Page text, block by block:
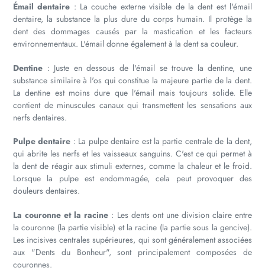
Émail dentaire : La couche externe visible de la dent est l'émail
dentaire, la substance la plus dure du corps humain. Il protège la
dent des dommages causés par la mastication et les facteurs
environnementaux. L'émail donne également à la dent sa couleur.
Dentine : Juste en dessous de l'émail se trouve la dentine, une
substance similaire à l'os qui constitue la majeure partie de la dent.
La dentine est moins dure que l'émail mais toujours solide. Elle
contient de minuscules canaux qui transmettent les sensations aux
nerfs dentaires.
Pulpe dentaire : La pulpe dentaire est la partie centrale de la dent,
qui abrite les nerfs et les vaisseaux sanguins. C'est ce qui permet à
la dent de réagir aux stimuli externes, comme la chaleur et le froid.
Lorsque la pulpe est endommagée, cela peut provoquer des
douleurs dentaires.
La couronne et la racine : Les dents ont une division claire entre
la couronne (la partie visible) et la racine (la partie sous la gencive).
Les incisives centrales supérieures, qui sont généralement associées
aux "Dents du Bonheur", sont principalement composées de
couronnes.